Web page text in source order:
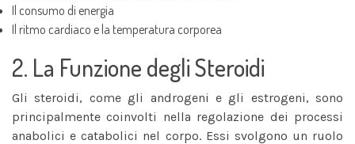
Il consumo di energia
Il ritmo cardiaco e la temperatura corporea
2. La Funzione degli Steroidi
Gli steroidi, come gli androgeni e gli estrogeni, sono
principalmente coinvolti nella regolazione dei processi
anabolici e catabolici nel corpo. Essi svolgono un ruolo